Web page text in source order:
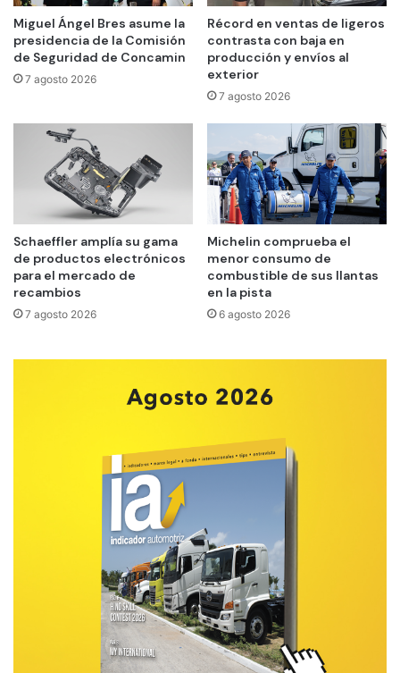
Miguel Ángel Bres asume la
presidencia de la Comisión
de Seguridad de Concamin
7 agosto 2026
Récord en ventas de ligeros
contrasta con baja en
producción y envíos al
exterior
7 agosto 2026
Schaeffler amplía su gama
de productos electrónicos
para el mercado de
recambios
7 agosto 2026
Michelin comprueba el
menor consumo de
combustible de sus llantas
en la pista
6 agosto 2026